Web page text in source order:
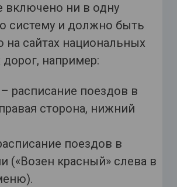
включено ни в одну
систему и должно быть
на сайтах национальных
например:
– расписание поездов в
сторона, нижний
поездов в
(«Возен красный» слева в